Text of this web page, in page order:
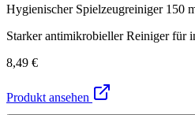
Hygienischer Spielzeugreiniger 150
Starker antimikrobieller Reiniger für
8,49 €
Produkt ansehen